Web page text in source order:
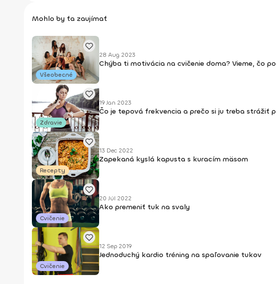
Mohlo by ťa zaujímať
Všeobecné
28 Aug 2023
Chýba ti motivácia na cvičenie doma? Vieme, čo
Zdravie
19 Jan 2023
Čo je tepová frekvencia a prečo si ju treba strážiť
Recepty
13 Dec 2022
Zapekaná kyslá kapusta s kuracím mäsom
Cvičenie
20 Júl 2022
Ako premeniť tuk na svaly
Cvičenie
12 Sep 2019
Jednoduchý kardio tréning na spaľovanie tukov